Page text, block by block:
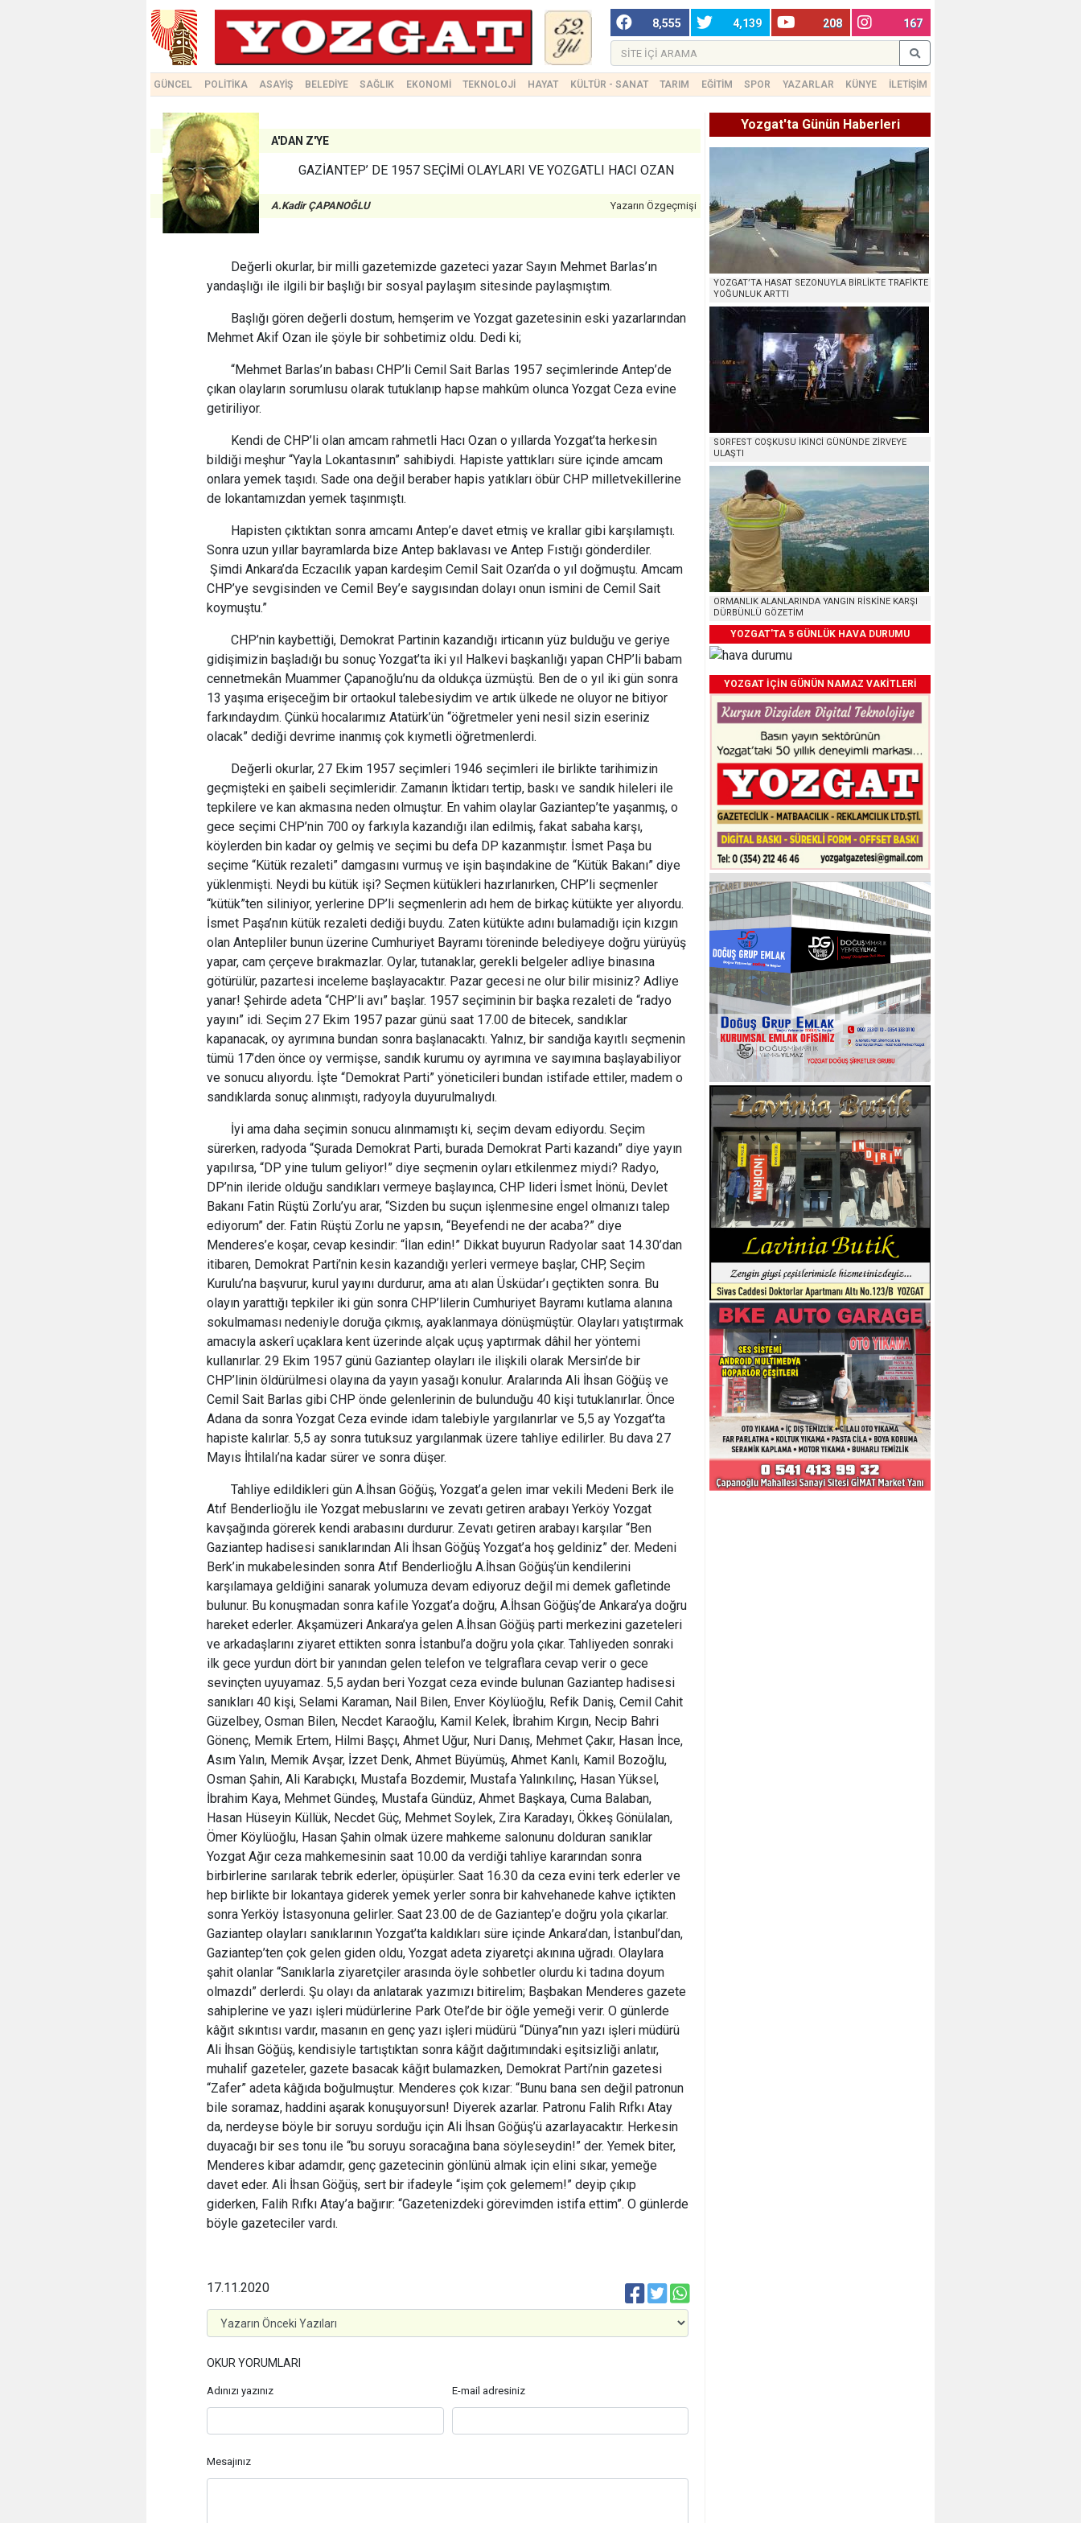
8,555 4,139 208 167
GÜNCEL POLİTİKA ASAYİŞ BELEDİYE SAĞLIK EKONOMİ TEKNOLOJİ HAYAT KÜLTÜR - SANAT TARIM EĞİTİM SPOR YAZARLAR KÜNYE İLETİŞİM
A'DAN Z'YE
GAZİANTEP’ DE 1957 SEÇİMİ OLAYLARI VE YOZGATLI HACI OZAN
A.Kadir ÇAPANOĞLU Yazarın Özgeçmişi
Değerli okurlar, bir milli gazetemizde gazeteci yazar Sayın Mehmet Barlas’ın
yandaşlığı ile ilgili bir başlığı bir sosyal paylaşım sitesinde paylaşmıştım.
Başlığı gören değerli dostum, hemşerim ve Yozgat gazetesinin eski yazarlarından
Mehmet Akif Ozan ile şöyle bir sohbetimiz oldu. Dedi ki;
“Mehmet Barlas’ın babası CHP’li Cemil Sait Barlas 1957 seçimlerinde Antep’de
çıkan olayların sorumlusu olarak tutuklanıp hapse mahkûm olunca Yozgat Ceza evine
getiriliyor.
Kendi de CHP’li olan amcam rahmetli Hacı Ozan o yıllarda Yozgat’ta herkesin
bildiği meşhur “Yayla Lokantasının” sahibiydi. Hapiste yattıkları süre içinde amcam
onlara yemek taşıdı. Sade ona değil beraber hapis yatıkları öbür CHP milletvekillerine
de lokantamızdan yemek taşınmıştı.
Hapisten çıktıktan sonra amcamı Antep’e davet etmiş ve krallar gibi karşılamıştı.
Sonra uzun yıllar bayramlarda bize Antep baklavası ve Antep Fıstığı gönderdiler.
Şimdi Ankara’da Eczacılık yapan kardeşim Cemil Sait Ozan’da o yıl doğmuştu. Amcam
CHP’ye sevgisinden ve Cemil Bey’e saygısından dolayı onun ismini de Cemil Sait
koymuştu.”
CHP’nin kaybettiği, Demokrat Partinin kazandığı irticanın yüz bulduğu ve geriye
gidişimizin başladığı bu sonuç Yozgat’ta iki yıl Halkevi başkanlığı yapan CHP’li babam
cennetmekân Muammer Çapanoğlu’nu da oldukça üzmüştü. Ben de o yıl iki gün sonra
13 yaşıma erişeceğim bir ortaokul talebesiydim ve artık ülkede ne oluyor ne bitiyor
farkındaydım. Çünkü hocalarımız Atatürk’ün “öğretmeler yeni nesil sizin eseriniz
olacak” dediği devrime inanmış çok kıymetli öğretmenlerdi.
Değerli okurlar, 27 Ekim 1957 seçimleri 1946 seçimleri ile birlikte tarihimizin
geçmişteki en şaibeli seçimleridir. Zamanın İktidarı tertip, baskı ve sandık hileleri ile
tepkilere ve kan akmasına neden olmuştur. En vahim olaylar Gaziantep’te yaşanmış, o
gece seçimi CHP’nin 700 oy farkıyla kazandığı ilan edilmiş, fakat sabaha karşı,
köylerden bin kadar oy gelmiş ve seçimi bu defa DP kazanmıştır. İsmet Paşa bu
seçime “Kütük rezaleti” damgasını vurmuş ve işin başındakine de “Kütük Bakanı” diye
yüklenmişti. Neydi bu kütük işi? Seçmen kütükleri hazırlanırken, CHP’li seçmenler
“kütük”ten siliniyor, yerlerine DP’li seçmenlerin adı hem de birkaç kütükte yer alıyordu.
İsmet Paşa’nın kütük rezaleti dediği buydu. Zaten kütükte adını bulamadığı için kızgın
olan Antepliler bunun üzerine Cumhuriyet Bayramı töreninde belediyeye doğru yürüyüş
yapar, cam çerçeve bırakmazlar. Oylar, tutanaklar, gerekli belgeler adliye binasına
götürülür, pazartesi inceleme başlayacaktır. Pazar gecesi ne olur bilir misiniz? Adliye
yanar! Şehirde adeta “CHP’li avı” başlar. 1957 seçiminin bir başka rezaleti de “radyo
yayını” idi. Seçim 27 Ekim 1957 pazar günü saat 17.00 de bitecek, sandıklar
kapanacak, oy ayrımına bundan sonra başlanacaktı. Yalnız, bir sandığa kayıtlı seçmenin
tümü 17’den önce oy vermişse, sandık kurumu oy ayrımına ve sayımına başlayabiliyor
ve sonucu alıyordu. İşte “Demokrat Parti” yöneticileri bundan istifade ettiler, madem o
sandıklarda sonuç alınmıştı, radyoyla duyurulmalıydı.
İyi ama daha seçimin sonucu alınmamıştı ki, seçim devam ediyordu. Seçim
sürerken, radyoda “Şurada Demokrat Parti, burada Demokrat Parti kazandı” diye yayın
yapılırsa, “DP yine tulum geliyor!” diye seçmenin oyları etkilenmez miydi? Radyo,
DP’nin ileride olduğu sandıkları vermeye başlayınca, CHP lideri İsmet İnönü, Devlet
Bakanı Fatin Rüştü Zorlu’yu arar, “Sizden bu suçun işlenmesine engel olmanızı talep
ediyorum” der. Fatin Rüştü Zorlu ne yapsın, “Beyefendi ne der acaba?” diye
Menderes’e koşar, cevap kesindir: “İlan edin!” Dikkat buyurun Radyolar saat 14.30’dan
itibaren, Demokrat Parti’nin kesin kazandığı yerleri vermeye başlar, CHP, Seçim
Kurulu’na başvurur, kurul yayını durdurur, ama atı alan Üsküdar’ı geçtikten sonra. Bu
olayın yarattığı tepkiler iki gün sonra CHP’lilerin Cumhuriyet Bayramı kutlama alanına
sokulmaması nedeniyle doruğa çıkmış, ayaklanmaya dönüşmüştür. Olayları yatıştırmak
amacıyla askerî uçaklara kent üzerinde alçak uçuş yaptırmak dâhil her yöntemi
kullanırlar. 29 Ekim 1957 günü Gaziantep olayları ile ilişkili olarak Mersin’de bir
CHP’linin öldürülmesi olayına da yayın yasağı konulur. Aralarında Ali İhsan Göğüş ve
Cemil Sait Barlas gibi CHP önde gelenlerinin de bulunduğu 40 kişi tutuklanırlar. Önce
Adana da sonra Yozgat Ceza evinde idam talebiyle yargılanırlar ve 5,5 ay Yozgat’ta
hapiste kalırlar. 5,5 ay sonra tutuksuz yargılanmak üzere tahliye edilirler. Bu dava 27
Mayıs İhtilalı’na kadar sürer ve sonra düşer.
Tahliye edildikleri gün A.İhsan Göğüş, Yozgat’a gelen imar vekili Medeni Berk ile
Atıf Benderlioğlu ile Yozgat mebuslarını ve zevatı getiren arabayı Yerköy Yozgat
kavşağında görerek kendi arabasını durdurur. Zevatı getiren arabayı karşılar “Ben
Gaziantep hadisesi sanıklarından Ali İhsan Göğüş Yozgat’a hoş geldiniz” der. Medeni
Berk’in mukabelesinden sonra Atıf Benderlioğlu A.İhsan Göğüş’ün kendilerini
karşılamaya geldiğini sanarak yolumuza devam ediyoruz değil mi demek gafletinde
bulunur. Bu konuşmadan sonra kafile Yozgat’a doğru, A.İhsan Göğüş’de Ankara’ya doğru
hareket ederler. Akşamüzeri Ankara’ya gelen A.İhsan Göğüş parti merkezini gazeteleri
ve arkadaşlarını ziyaret ettikten sonra İstanbul’a doğru yola çıkar. Tahliyeden sonraki
ilk gece yurdun dört bir yanından gelen telefon ve telgraflara cevap verir o gece
sevinçten uyuyamaz. 5,5 aydan beri Yozgat ceza evinde bulunan Gaziantep hadisesi
sanıkları 40 kişi, Selami Karaman, Nail Bilen, Enver Köylüoğlu, Refik Daniş, Cemil Cahit
Güzelbey, Osman Bilen, Necdet Karaoğlu, Kamil Kelek, İbrahim Kırgın, Necip Bahri
Gönenç, Memik Ertem, Hilmi Başçı, Ahmet Uğur, Nuri Danış, Mehmet Çakır, Hasan İnce,
Asım Yalın, Memik Avşar, İzzet Denk, Ahmet Büyümüş, Ahmet Kanlı, Kamil Bozoğlu,
Osman Şahin, Ali Karabıçkı, Mustafa Bozdemir, Mustafa Yalınkılınç, Hasan Yüksel,
İbrahim Kaya, Mehmet Gündeş, Mustafa Gündüz, Ahmet Başkaya, Cuma Balaban,
Hasan Hüseyin Küllük, Necdet Güç, Mehmet Soylek, Zira Karadayı, Ökkeş Gönülalan,
Ömer Köylüoğlu, Hasan Şahin olmak üzere mahkeme salonunu dolduran sanıklar
Yozgat Ağır ceza mahkemesinin saat 10.00 da verdiği tahliye kararından sonra
birbirlerine sarılarak tebrik ederler, öpüşürler. Saat 16.30 da ceza evini terk ederler ve
hep birlikte bir lokantaya giderek yemek yerler sonra bir kahvehanede kahve içtikten
sonra Yerköy İstasyonuna gelirler. Saat 23.00 de de Gaziantep’e doğru yola çıkarlar.
Gaziantep olayları sanıklarının Yozgat’ta kaldıkları süre içinde Ankara’dan, İstanbul’dan,
Gaziantep’ten çok gelen giden oldu, Yozgat adeta ziyaretçi akınına uğradı. Olaylara
şahit olanlar “Sanıklarla ziyaretçiler arasında öyle sohbetler olurdu ki tadına doyum
olmazdı” derlerdi. Şu olayı da anlatarak yazımızı bitirelim; Başbakan Menderes gazete
sahiplerine ve yazı işleri müdürlerine Park Otel’de bir öğle yemeği verir. O günlerde
kâğıt sıkıntısı vardır, masanın en genç yazı işleri müdürü “Dünya”nın yazı işleri müdürü
Ali İhsan Göğüş, kendisiyle tartıştıktan sonra kâğıt dağıtımındaki eşitsizliği anlatır,
muhalif gazeteler, gazete basacak kâğıt bulamazken, Demokrat Parti’nin gazetesi
“Zafer” adeta kâğıda boğulmuştur. Menderes çok kızar: “Bunu bana sen değil patronun
bile soramaz, haddini aşarak konuşuyorsun! Diyerek azarlar. Patronu Falih Rıfkı Atay
da, nerdeyse böyle bir soruyu sorduğu için Ali İhsan Göğüş’ü azarlayacaktır. Herkesin
duyacağı bir ses tonu ile “bu soruyu soracağına bana söyleseydin!” der. Yemek biter,
Menderes kibar adamdır, genç gazetecinin gönlünü almak için elini sıkar, yemeğe
davet eder. Ali İhsan Göğüş, sert bir ifadeyle “işim çok gelemem!” deyip çıkıp
giderken, Falih Rıfkı Atay’a bağırır: “Gazetenizdeki görevimden istifa ettim”. O günlerde
böyle gazeteciler vardı.
17.11.2020
OKUR YORUMLARI
Adınızı yazınız E-mail adresiniz
Mesajınız
Yozgat'ta Günün Haberleri
YOZGAT’TA HASAT SEZONUYLA BİRLİKTE TRAFİKTE
YOĞUNLUK ARTTI
SORFEST COŞKUSU İKİNCİ GÜNÜNDE ZİRVEYE
ULAŞTI
ORMANLIK ALANLARINDA YANGIN RİSKİNE KARŞI
DÜRBÜNLÜ GÖZETİM
YOZGAT'TA 5 GÜNLÜK HAVA DURUMU
YOZGAT İÇİN GÜNÜN NAMAZ VAKİTLERİ